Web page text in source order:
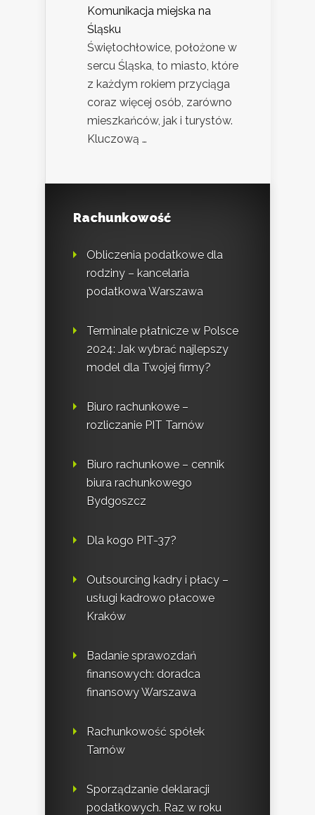
Komunikacja miejska na
Śląsku
Świętochłowice, położone w
sercu Śląska, to miasto, które
z każdym rokiem przyciąga
coraz więcej osób, zarówno
mieszkańców, jak i turystów.
Kluczową …
Rachunkowość
Obliczenia podatkowe dla
rodziny – kancelaria
podatkowa Warszawa
Terminale płatnicze w Polsce
2024: Jak wybrać najlepszy
model dla Twojej firmy?
Biuro rachunkowe –
rozliczanie PIT Tarnów
Biuro rachunkowe – cennik
biura rachunkowego
Bydgoszcz
Dla kogo PIT-37?
Outsourcing kadry i płacy –
usługi kadrowo płacowe
Kraków
Badanie sprawozdań
finansowych: doradca
finansowy Warszawa
Rachunkowość spółek
Tarnów
Sporządzanie deklaracji
podatkowych. Raz w roku